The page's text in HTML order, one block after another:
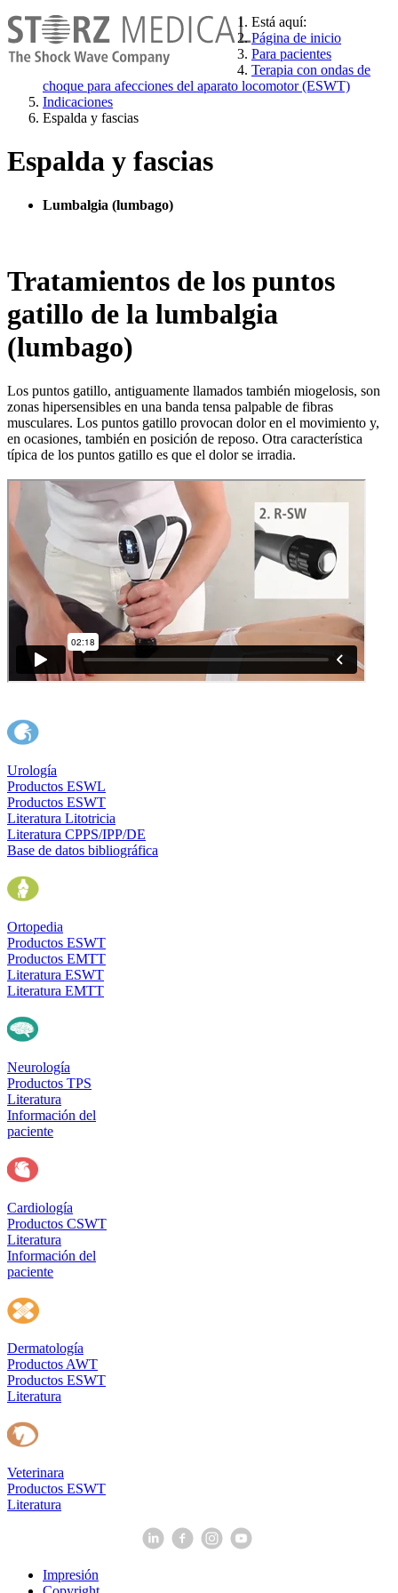
Está aquí:
Página de inicio
Para pacientes
Terapia con ondas de
choque para afecciones del aparato locomotor (ESWT)
Indicaciones
Espalda y fascias
Espalda y fascias
Lumbalgia (lumbago)
Tratamientos de los puntos
gatillo de la lumbalgia
(lumbago)
Los puntos gatillo, antiguamente llamados también miogelosis, son
zonas hipersensibles en una banda tensa palpable de fibras
musculares. Los puntos gatillo provocan dolor en el movimiento y,
en ocasiones, también en posición de reposo. Otra característica
típica de los puntos gatillo es que el dolor se irradia.
Urología
Productos ESWL
Productos ESWT
Literatura Litotricia
Literatura CPPS/IPP/DE
Base de datos bibliográfica
Ortopedia
Productos ESWT
Productos EMTT
Literatura ESWT
Literatura EMTT
Neurología
Productos TPS
Literatura
Información del
paciente
Cardiología
Productos CSWT
Literatura
Información del
paciente
Dermatología
Productos AWT
Productos ESWT
Literatura
Veterinara
Productos ESWT
Literatura
Impresión